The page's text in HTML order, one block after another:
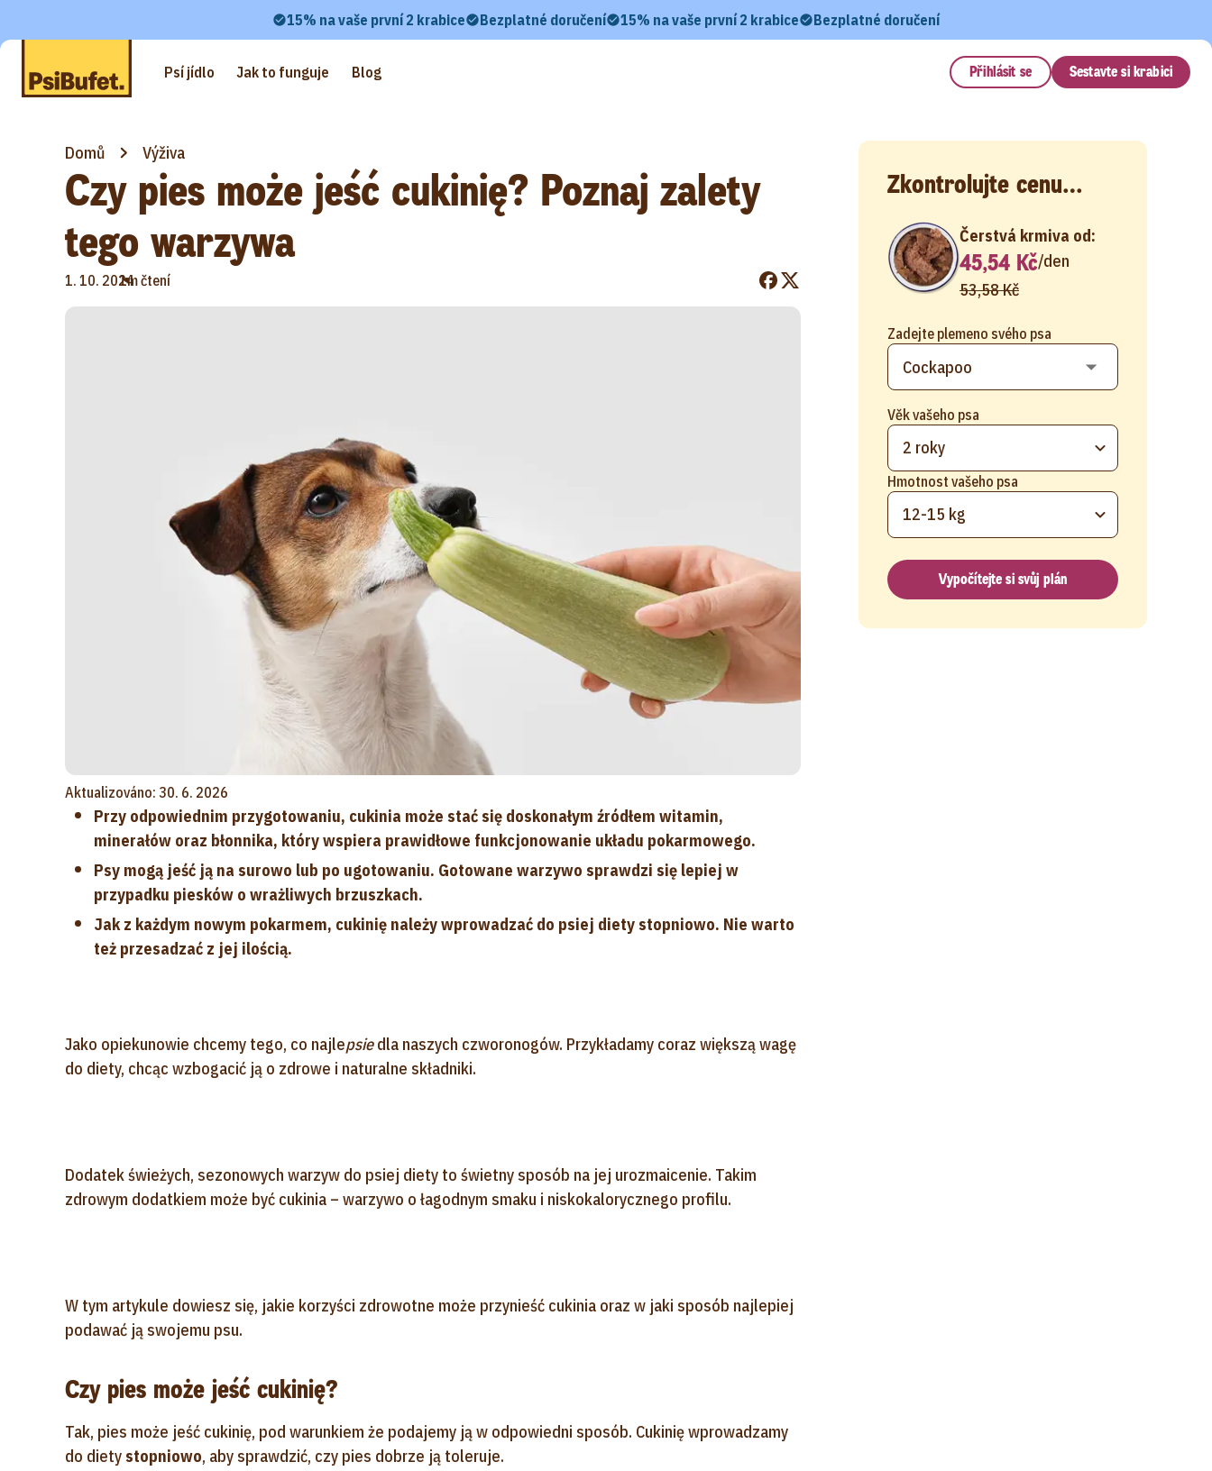
15% na vaše první 2 krabice Bezplatné doručení 15% na vaše první 2 krabice Bezplatné doručení
Psí jídlo Jak to funguje Blog Přihlásit se Sestavte si krabici
Domů Výživa
Czy pies może jeść cukinię? Poznaj zalety
tego warzywa
1. 10. 2024
•
1m čtení
Aktualizováno: 30. 6. 2026
Przy odpowiednim przygotowaniu, cukinia może stać się doskonałym źródłem witamin,
minerałów oraz błonnika, który wspiera prawidłowe funkcjonowanie układu pokarmowego.
Psy mogą jeść ją na surowo lub po ugotowaniu. Gotowane warzywo sprawdzi się lepiej w
przypadku piesków o wrażliwych brzuszkach.
Jak z każdym nowym pokarmem, cukinię należy wprowadzać do psiej diety stopniowo. Nie warto
też przesadzać z jej ilością.
Jako opiekunowie chcemy tego, co najlepsiedla naszych czworonogów. Przykładamy coraz większą wagę
do diety, chcąc wzbogacić ją o zdrowe i naturalne składniki.
Dodatek świeżych, sezonowych warzyw do psiej diety to świetny sposób na jej urozmaicenie. Takim
zdrowym dodatkiem może być cukinia – warzywo o łagodnym smaku i niskokalorycznego profilu.
W tym artykule dowiesz się, jakie korzyści zdrowotne może przynieść cukinia oraz w jaki sposób najlepiej
podawać ją swojemu psu.
Czy pies może jeść cukinię?
Tak, pies może jeść cukinię, pod warunkiem że podajemy ją w odpowiedni sposób. Cukinię wprowadzamy
do dietystopniowo, aby sprawdzić, czy pies dobrze ją toleruje.
Zkontrolujte cenu…
Zadejte plemeno svého psa
Věk vašeho psa
2 roky
Hmotnost vašeho psa
12-15 kg
Čerstvá krmiva od:
45,54 Kč/den
53,58 Kč
Vypočítejte si svůj plán